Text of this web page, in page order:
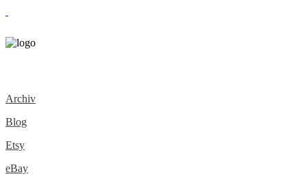
Archiv
Blog
Etsy
eBay